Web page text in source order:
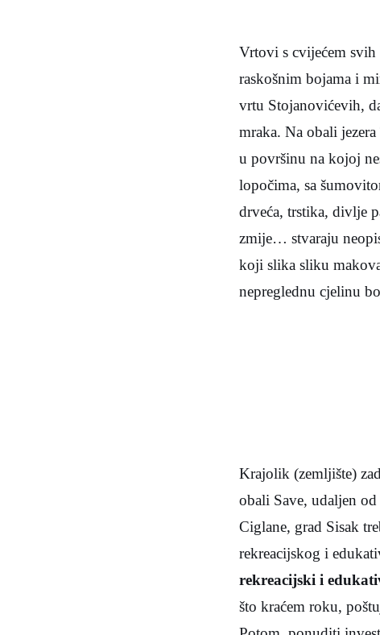
Vrtovi s cvijećem svih
raskošnim bojama i
vrtu Stojanovićevih,
mraka. Na obali
u površinu na kojoj
lopočima, sa
drveća, trstika, divlje
zmije… stvaraju
koji slika sliku
nepreglednu cjelinu
Krajolik (zemljište)
obali Save, udaljen
Ciglane, grad Sisak
rekreacijskog i
rekreacijski i
što kraćem roku,